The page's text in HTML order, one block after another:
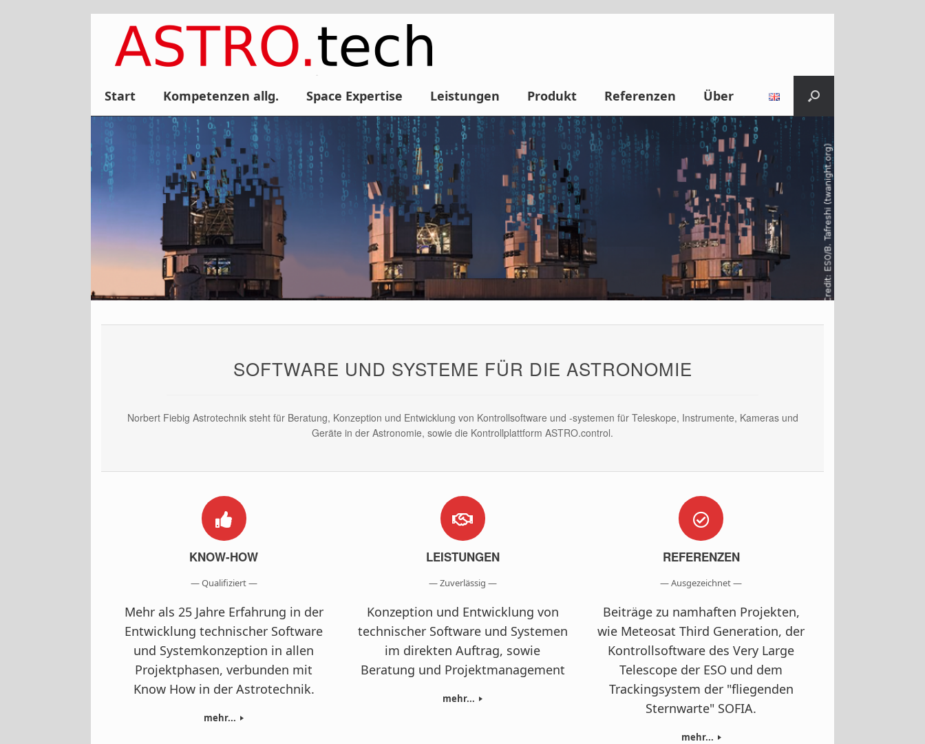
Inhalt
springen
Start Kompetenzen allg. Space Expertise Leistungen Produkt Referenzen Über
SOFTWARE UND SYSTEME FÜR DIE ASTRONOMIE
Norbert Fiebig Astrotechnik steht für Beratung, Konzeption und Entwicklung von Kontrollsoftware und -systemen für Teleskope, Instrumente, Kameras und
Geräte in der Astronomie, sowie die Kontrollplattform ASTRO.control.
KNOW-HOW
— Qualifiziert —
Mehr als 25 Jahre Erfahrung in der
Entwicklung technischer Software
und Systemkonzeption in allen
Projektphasen, verbunden mit
Know How in der Astrotechnik.
mehr...
LEISTUNGEN
— Zuverlässig —
Konzeption und Entwicklung von
technischer Software und Systemen
im direkten Auftrag, sowie
Beratung und Projektmanagement
mehr...
REFERENZEN
— Ausgezeichnet —
Beiträge zu namhaften Projekten,
wie Meteosat Third Generation, der
Kontrollsoftware des Very Large
Telescope der ESO und dem
Trackingsystem der "fliegenden
Sternwarte" SOFIA.
mehr...